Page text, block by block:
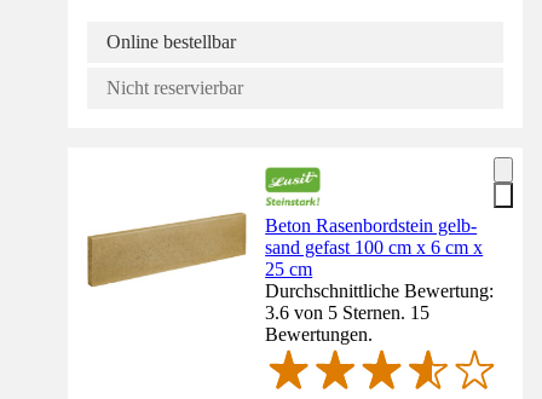
Online bestellbar
Nicht reservierbar
Beton Rasenbordstein gelb-
sand gefast 100 cm x 6 cm x
25 cm
Durchschnittliche Bewertung:
3.6 von 5 Sternen. 15
Bewertungen.